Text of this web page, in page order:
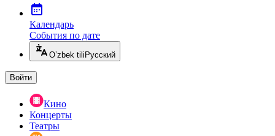
Календарь
События по дате
O’zbek tili Русский
Войти
Кино
Концерты
Театры